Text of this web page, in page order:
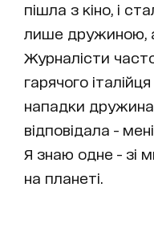
пішла з кіно, і
лише дружиною,
Журналісти
гарячого
нападки
відповідала -
Я знаю одне - зі
на планеті.